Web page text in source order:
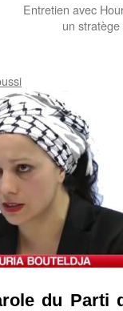
Entretien avec
un
du Parti